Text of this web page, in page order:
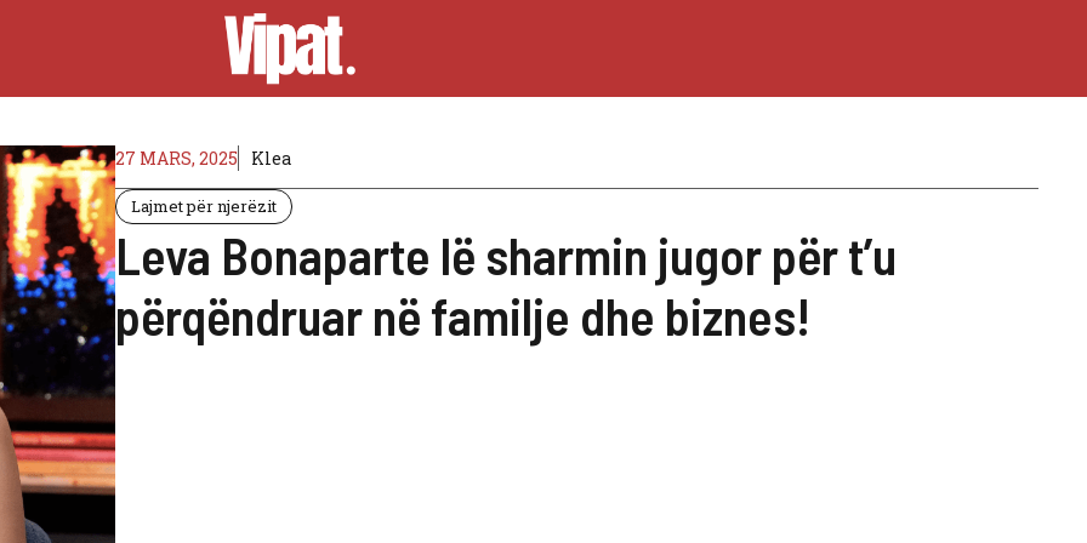
27 MARS, 2025 Klea
Lajmet për njerëzit
Leva Bonaparte lë sharmin jugor për t’u
përqëndruar në familje dhe biznes!